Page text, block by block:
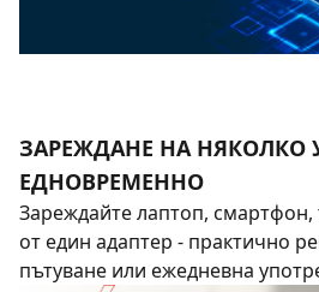
ЗАРЕЖДАНЕ НА НЯКОЛКО
ЕДНОВРЕМЕННО
Зареждайте лаптоп, смартфон,
от един адаптер - практично
пътуване или ежедневна